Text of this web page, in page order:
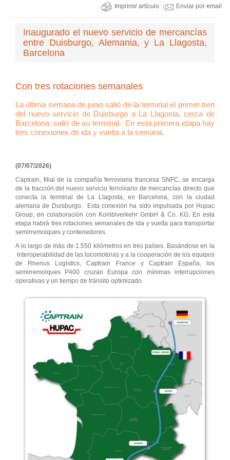
Imprimir artículo Enviar por email
Inaugurado el nuevo servicio de mercancías
entre Duisburgo, Alemania, y La Llagosta,
Barcelona
Con tres rotaciones semanales
La última semana de junio salió de la terminal el primer tren
del nuevo servicio de Duisburgo a La Llagosta, cerca de
Barcelona, salió de su terminal. En esta primera etapa hay
tres conexiones de ida y vuelta a la semana.
(07/07/2026)
Captrain, filial de la compañía ferroviaria francesa SNFC, se encarga
de la tracción del nuevo servicio ferroviario de mercancías directo que
conecta la terminal de La Llagosta, en Barcelona, con la ciudad
alemana de Duisburgo. Esta conexión ha sido impulsada por Hupac
Group, en colaboración con Kombiverkehr GmbH & Co. KG. En esta
etapa habrá tres rotaciones semanales de ida y vuelta para transportar
semirremolques y contenedores.
A lo largo de más de 1.550 kilómetros en tres países. Basándose en la
interoperabilidad de las locomotoras y a la cooperación de los equipos
de Rhenus Logistics, Captrain France y Captrain España, los
semirremolques P400 cruzan Europa con mínimas interrupciones
operativas y un tiempo de tránsito optimizado.